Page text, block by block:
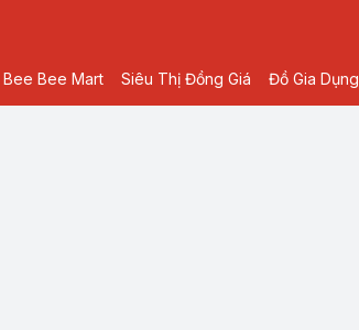
Bee Bee Mart Siêu Thị Đồng Giá Đồ Gia Dụng